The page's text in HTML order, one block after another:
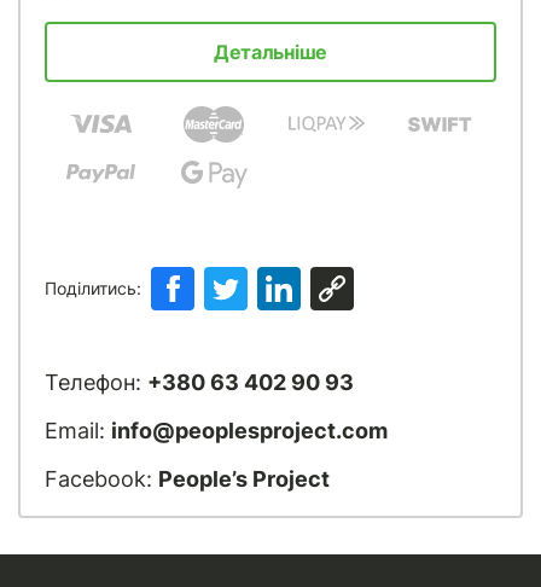
Детальніше
Поділитись:
Телефон: +380 63 402 90 93
Email: info@peoplesproject.com
Facebook: People’s Project